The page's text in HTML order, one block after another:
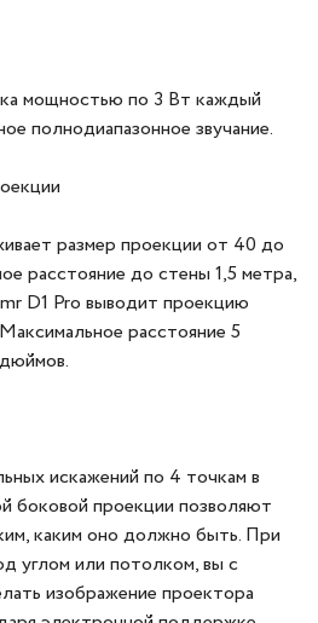
мощностью по 3 Вт каждый
полнодиапазонное звучание.
размер проекции от 40 до
расстояние до стены 1,5 метра,
D1 Pro выводит проекцию
расстояние 5
искажений по 4 точкам в
боковой проекции позволяют
каким оно должно быть. При
углом или потолком, вы с
изображение проектора